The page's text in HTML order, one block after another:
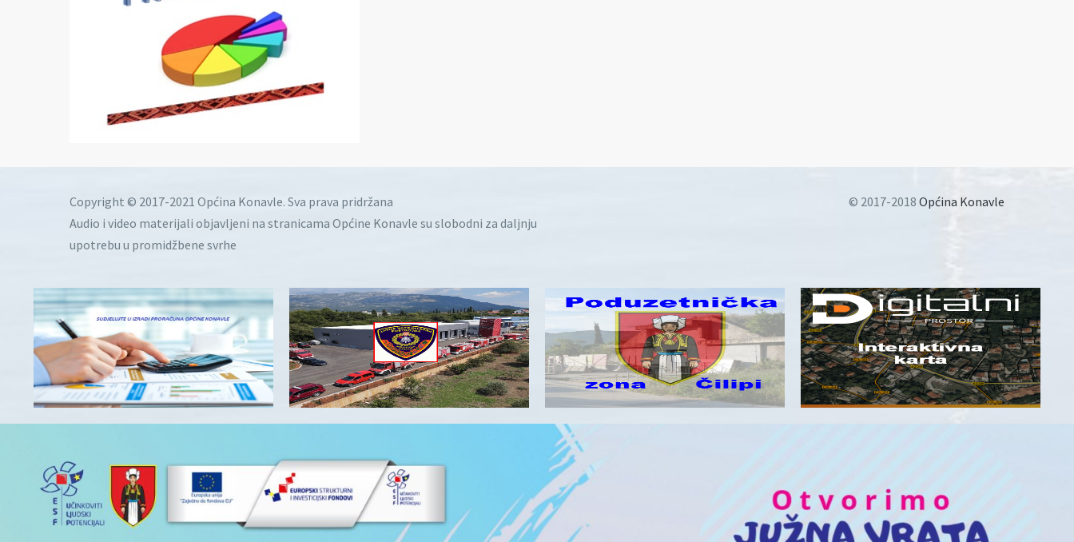
Copyright © 2017-2021 Općina Konavle. Sva prava pridržana
Audio i video materijali objavljeni na stranicama Općine Konavle su slobodni za daljnju
upotrebu u promidžbene svrhe
© 2017-2018 Općina Konavle